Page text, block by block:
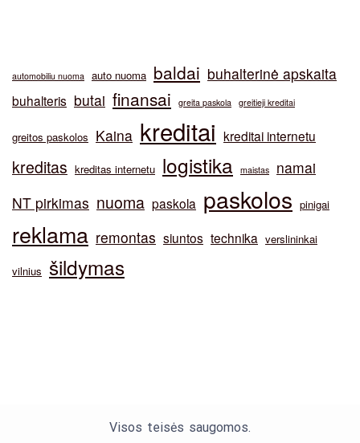
automobiliu nuoma auto nuoma baldai buhalterinė apskaita
buhalteris butai finansai greita paskola greitieji kreditai
greitos paskolos Kaina kreditai kreditai internetu
kreditas kreditas internetu logistika maistas
namai
NT pirkimas nuoma paskola paskolos pinigai
reklama remontas siuntos technika verslininkai
vilnius šildymas
Visos teisės saugomos.